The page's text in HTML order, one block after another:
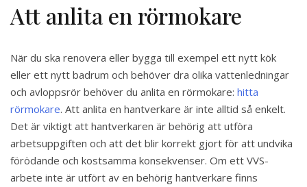
Att anlita en rörmokare
När du ska renovera eller bygga till exempel ett nytt kök
eller ett nytt badrum och behöver dra olika vattenledningar
och avloppsrör behöver du anlita en rörmokare: hitta
rörmokare. Att anlita en hantverkare är inte alltid så enkelt.
Det är viktigt att hantverkaren är behörig att utföra
arbetsuppgiften och att det blir korrekt gjort för att undvika
förödande och kostsamma konsekvenser. Om ett VVS-
arbete inte är utfört av en behörig hantverkare finns